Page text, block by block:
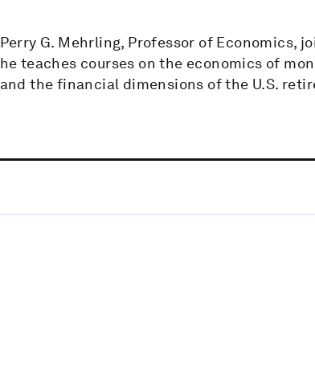
Perry G. Mehrling, Professor of Economics,
he teaches courses on the economics of
and the financial dimensions of the U.S.